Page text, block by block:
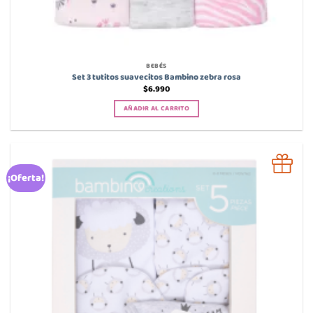
BEBÉS
Set 3 tutitos suavecitos Bambino zebra rosa
$6.990
AÑADIR AL CARRITO
¡Oferta!